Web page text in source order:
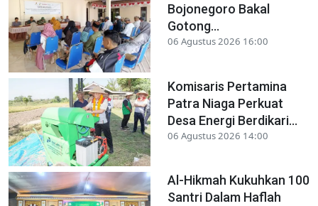
Bojonegoro Bakal
Gotong...
06 Agustus 2026 16:00
Komisaris Pertamina
Patra Niaga Perkuat
Desa Energi Berdikari...
06 Agustus 2026 14:00
Al-Hikmah Kukuhkan 100
Santri Dalam Haflah